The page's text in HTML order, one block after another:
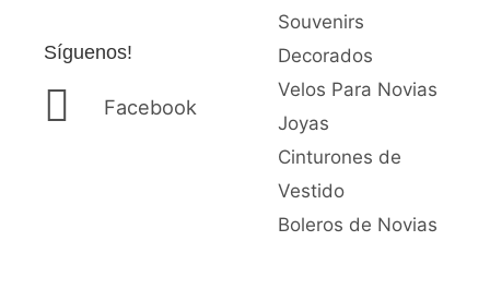
Síguenos!
Facebook
Souvenirs
Decorados
Velos Para Novias
Joyas
Cinturones de
Vestido
Boleros de Novias